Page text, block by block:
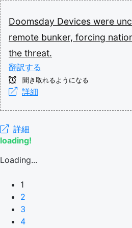
Doomsday Devices were
remote bunker, forcing
the threat.
翻訳する
聞き取れるようになる
詳細
詳細
loading!
Loading...
1
2
3
4